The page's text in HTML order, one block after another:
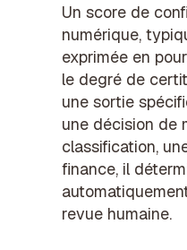
Un score de
numérique,
exprimée en
le degré de
une sortie
une décision de
classification,
finance, il
revue humaine.